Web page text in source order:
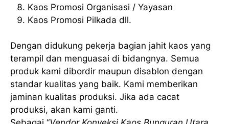
Kaos Promosi Organisasi / Yayasan
Kaos Promosi Pilkada dll.
Dengan didukung pekerja bagian jahit kaos yang
terampil dan menguasai di bidangnya. Semua
produk kami dibordir maupun disablon dengan
standar kualitas yang baik. Kami memberikan
jaminan kualitas produksi. Jika ada cacat
produksi, akan kami ganti.